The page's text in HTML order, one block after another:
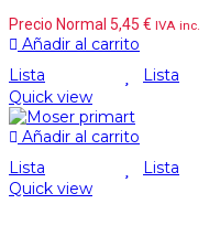
Precio Normal 5,45 € IVA inc.
Añadir al carrito
Lista
Lista
Quick view
Añadir al carrito
Lista
Lista
Quick view